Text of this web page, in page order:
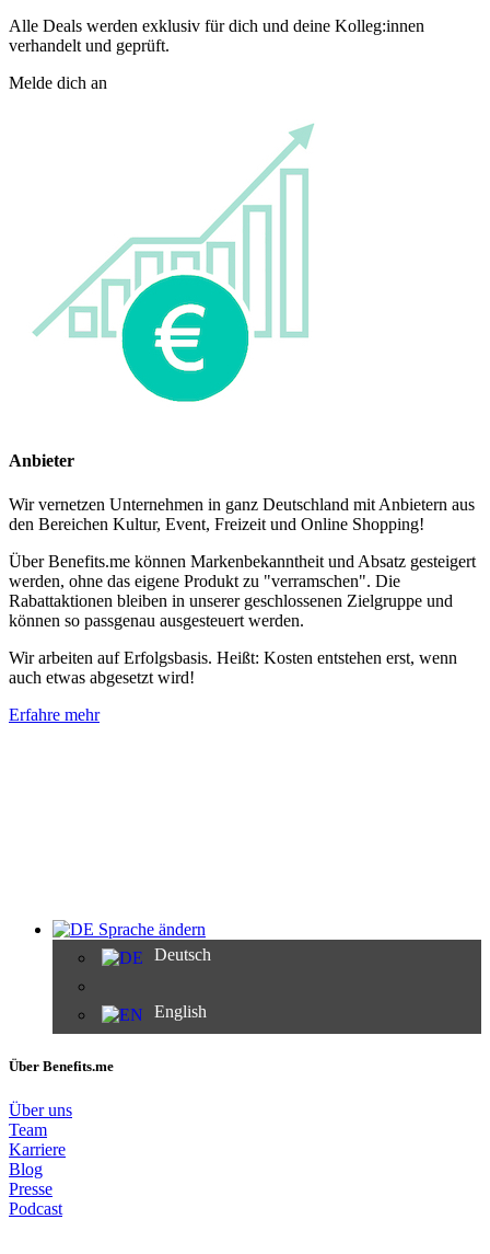
Alle Deals werden exklusiv für dich und deine Kolleg:innen
verhandelt und geprüft.
Melde dich an
Anbieter
Wir vernetzen Unternehmen in ganz Deutschland mit Anbietern aus
den Bereichen Kultur, Event, Freizeit und Online Shopping!
Über Benefits.me können Markenbekanntheit und Absatz gesteigert
werden, ohne das eigene Produkt zu "verramschen". Die
Rabattaktionen bleiben in unserer geschlossenen Zielgruppe und
können so passgenau ausgesteuert werden.
Wir arbeiten auf Erfolgsbasis. Heißt: Kosten entstehen erst, wenn
auch etwas abgesetzt wird!
Erfahre mehr
Sprache ändern
Deutsch
English
Über Benefits.me
Über uns
Team
Karriere
Blog
Presse
Podcast